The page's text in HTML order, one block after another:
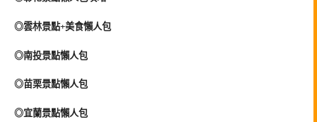
◎雲林景點+美食懶人包
◎南投景點懶人包
◎苗栗景點懶人包
◎宜蘭景點懶人包